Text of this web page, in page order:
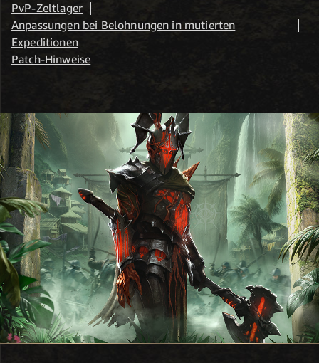
PvP-Zeltlager
Anpassungen bei Belohnungen in mutierten
Expeditionen
Patch-Hinweise